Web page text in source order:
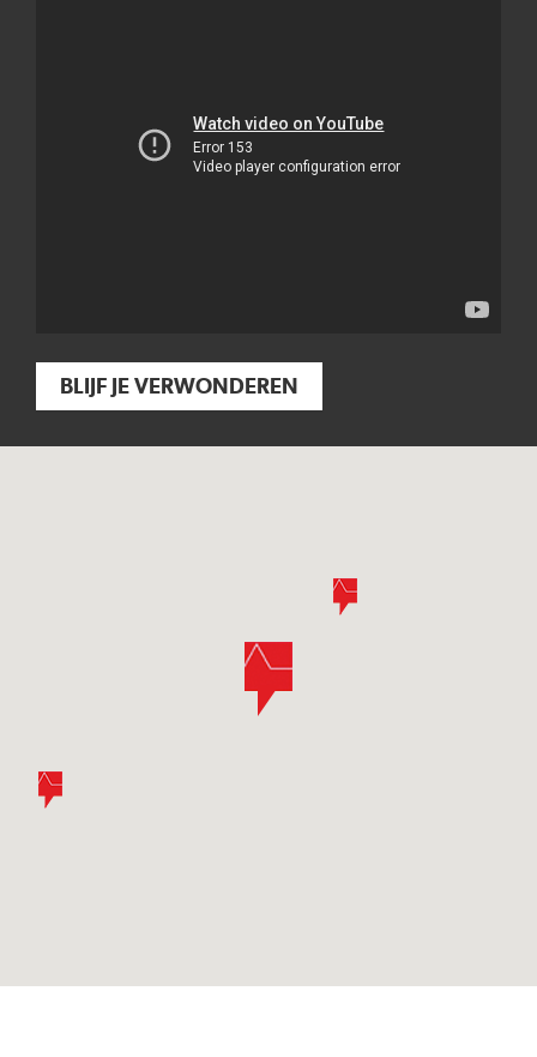
BLIJF JE VERWONDEREN